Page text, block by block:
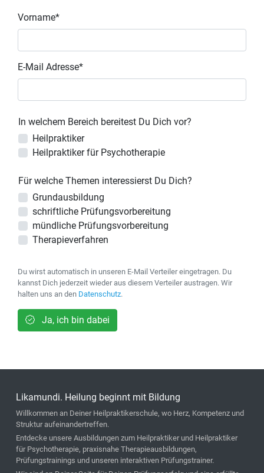
Vorname*
E-Mail Adresse*
In welchem Bereich bereitest Du Dich vor?
Heilpraktiker
Heilpraktiker für Psychotherapie
Für welche Themen interessierst Du Dich?
Grundausbildung
schriftliche Prüfungsvorbereitung
mündliche Prüfungsvorbereitung
Therapieverfahren
Du wirst automatisch in unseren E-Mail Verteiler eingetragen. Du
kannst Dich jederzeit wieder aus diesem Verteiler austragen. Wir
halten uns an den Datenschutz.
Ja, ich bin dabei
Likamundi. Heilung beginnt mit Bildung
Willkommen an Deiner Heilpraktikerschule, wo Herz, Kompetenz und
Struktur aufeinandertreffen.
Entdecke unsere Ausbildungen zum Heilpraktiker und Heilpraktiker
für Psychotherapie, praxisnahe Therapieausbildungen,
Prüfungstrainings und unseren interaktiven Prüfungstrainer.